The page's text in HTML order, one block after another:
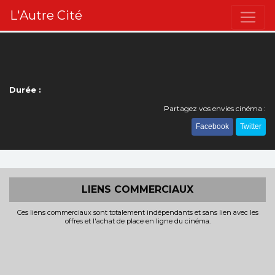
L'Autre Cité
Durée :
Partagez vos envies cinéma :
Facebook Twitter
LIENS COMMERCIAUX
Ces liens commerciaux sont totalement indépendants et sans lien avec les
offres et l'achat de place en ligne du cinéma.